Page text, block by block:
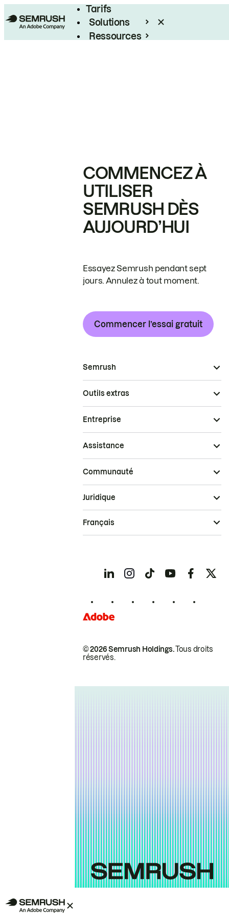
Tarifs
Solutions
Ressources
COMMENCEZ À
UTILISER
SEMRUSH DÈS
AUJOURD’HUI
Essayez Semrush pendant sept
jours. Annulez à tout moment.
Commencer l’essai gratuit
Semrush
Outils extras
Entreprise
Assistance
Communauté
© 2026 Semrush Holdings.Tous droits
réservés.
Juridique
Français